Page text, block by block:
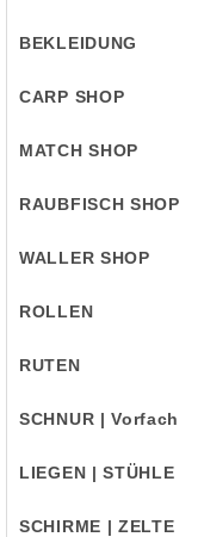
BEKLEIDUNG
CARP SHOP
MATCH SHOP
RAUBFISCH SHOP
WALLER SHOP
ROLLEN
RUTEN
SCHNUR | Vorfach
LIEGEN | STÜHLE
SCHIRME | ZELTE